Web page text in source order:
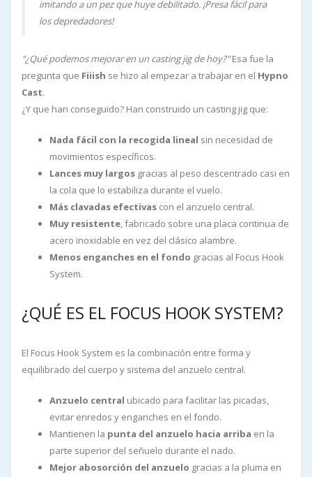
imitando a un pez que huye debilitado. ¡Presa fácil para
los depredadores!
"¿Qué podemos mejorar en un casting jig de hoy?"Esa fue la
pregunta que Fiiish se hizo al empezar a trabajar en el Hypno
Cast.
¿Y que han conseguido? Han construido un casting jig que:
Nada fácil con la recogida lineal sin necesidad de
movimientos específicos.
Lances muy largos gracias al peso descentrado casi en
la cola que lo estabiliza durante el vuelo.
Más clavadas efectivas con el anzuelo central.
Muy resistente, fabricado sobre una placa continua de
acero inoxidable en vez del clásico alambre.
Menos enganches en el fondo gracias al Focus Hook
System.
¿QUÉ ES EL FOCUS HOOK SYSTEM?
El Focus Hook System es la combinación entre forma y
equilibrado del cuerpo y sistema del anzuelo central.
Anzuelo central ubicado para facilitar las picadas,
evitar enredos y enganches en el fondo.
Mantienen la punta del anzuelo hacia arriba en la
parte superior del señuelo durante el nado.
Mejor abosorción del anzuelo gracias a la pluma en